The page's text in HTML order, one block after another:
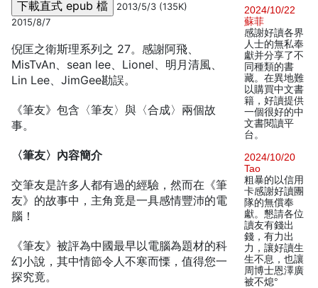
2013/5/3 (135K)
2015/8/7
倪匡之衛斯理系列之 27。感謝阿飛、
MisTvAn、sean lee、Lionel、明月清風、
Lin Lee、JimGee勘誤。
《筆友》包含〈筆友〉與〈合成〉兩個故
事。
〈筆友〉內容簡介
交筆友是許多人都有過的經驗，然而在《筆
友》的故事中，主角竟是一具感情豐沛的電
腦！
《筆友》被評為中國最早以電腦為題材的科
幻小說，其中情節令人不寒而慄，值得您一
探究竟。
2024/10/22
蘇菲
感謝好讀各界
人士的無私奉
獻并分享了不
同種類的書
藏。在異地難
以購買中文書
籍，好讀提供
一個很好的中
文書閱讀平
台。
2024/10/20
Tao
粗暴的以信用
卡感謝好讀團
隊的無償奉
獻。懇請各位
讀友有錢出
錢，有力出
力，讓好讀生
生不息，也讓
周博士恩澤廣
被不熄°